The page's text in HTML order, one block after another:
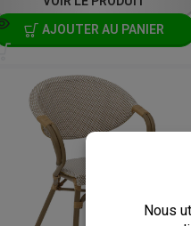
AJOUTER AU PANIER